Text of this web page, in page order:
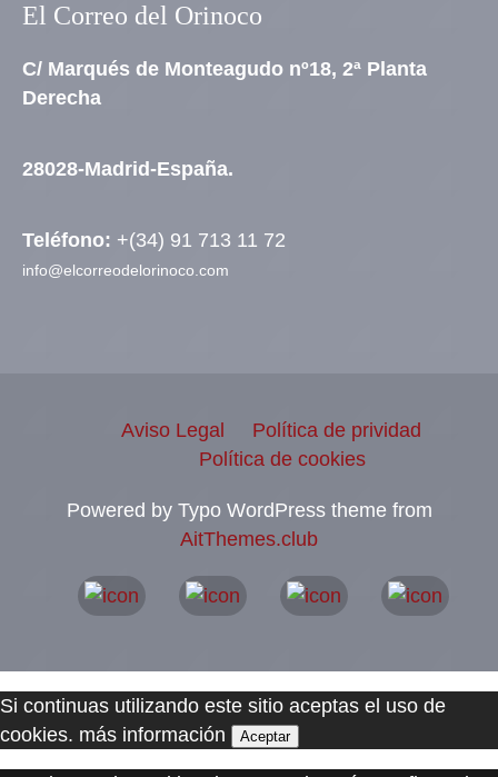
El Correo del Orinoco
C/ Marqués de Monteagudo nº18, 2ª Planta
Derecha
28028-Madrid-España.
Teléfono: +(34) 91 713 11 72
info@elcorreodelorinoco.com
Aviso Legal
Política de prividad
Política de cookies
Powered by Typo WordPress theme from
AitThemes.club
Si continuas utilizando este sitio aceptas el uso de
cookies. más información Aceptar